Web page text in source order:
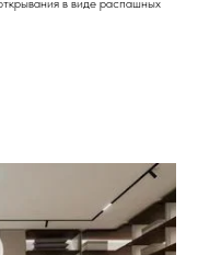
в виде распашных